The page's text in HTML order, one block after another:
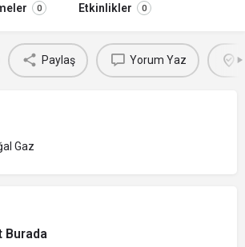
0 Etkinlikler 0
Paylaş Yorum Yaz
Gaz
Burada